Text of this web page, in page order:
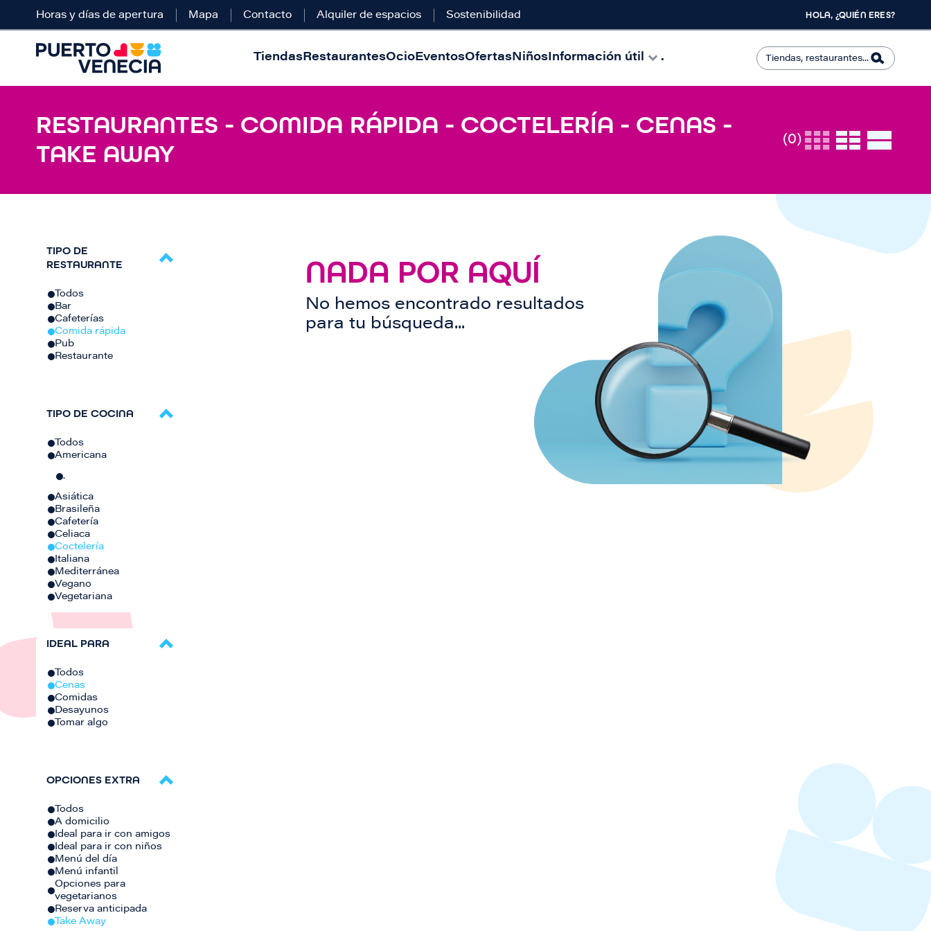
Horas y días de apertura Mapa Contacto Alquiler de espacios Sostenibilidad HOLA, ¿QUIÉN ERES?
TiendasRestaurantesOcioEventosOfertasNiñosInformación útil .
RESTAURANTES - COMIDA RÁPIDA - COCTELERÍA - CENAS -
TAKE AWAY
(0)
TIPO DE
RESTAURANTE
Todos
Bar
Cafeterías
Comida rápida
Pub
Restaurante
TIPO DE COCINA
Todos
Americana
.
Asiática
Brasileña
Cafetería
Celiaca
Coctelería
Italiana
Mediterránea
Vegano
Vegetariana
IDEAL PARA
Todos
Cenas
Comidas
Desayunos
Tomar algo
OPCIONES EXTRA
Todos
A domicilio
Ideal para ir con amigos
Ideal para ir con niños
Menú del día
Menú infantil
Opciones para
vegetarianos
Reserva anticipada
Take Away
NADA POR AQUÍ
No hemos encontrado resultados
para tu búsqueda...